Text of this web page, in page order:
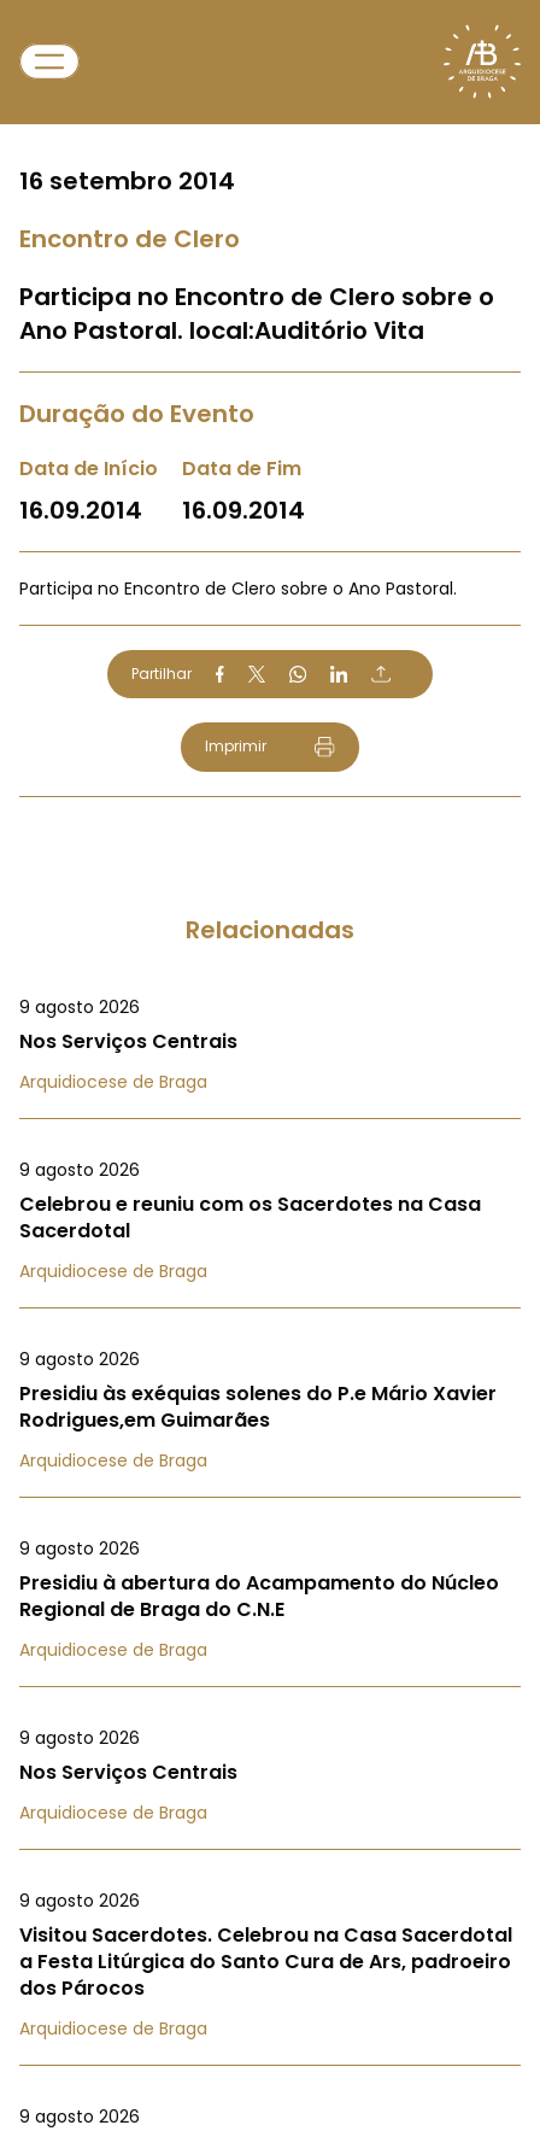
16 setembro 2014
Encontro de Clero
Participa no Encontro de Clero sobre o
Ano Pastoral. local:Auditório Vita
Duração do Evento
Data de Início
16.09.2014
Data de Fim
16.09.2014
Participa no Encontro de Clero sobre o Ano Pastoral.
Partilhar
Imprimir
Relacionadas
9 agosto 2026
Nos Serviços Centrais
Arquidiocese de Braga
9 agosto 2026
Celebrou e reuniu com os Sacerdotes na Casa
Sacerdotal
Arquidiocese de Braga
9 agosto 2026
Presidiu às exéquias solenes do P.e Mário Xavier
Rodrigues,em Guimarães
Arquidiocese de Braga
9 agosto 2026
Presidiu à abertura do Acampamento do Núcleo
Regional de Braga do C.N.E
Arquidiocese de Braga
9 agosto 2026
Nos Serviços Centrais
Arquidiocese de Braga
9 agosto 2026
Visitou Sacerdotes. Celebrou na Casa Sacerdotal
a Festa Litúrgica do Santo Cura de Ars, padroeiro
dos Párocos
Arquidiocese de Braga
9 agosto 2026